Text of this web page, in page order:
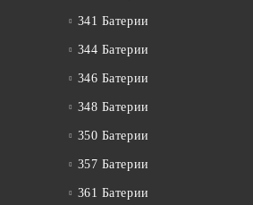
341 Батерии
344 Батерии
346 Батерии
348 Батерии
350 Батерии
357 Батерии
361 Батерии